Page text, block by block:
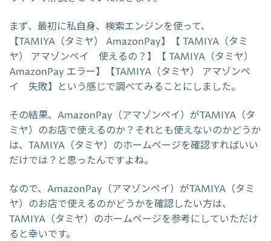
まず、最初に私自身、検索エンジンを使って、
【TAMIYA（タミヤ） AmazonPay】【 TAMIYA（タミ
ヤ） アマゾンペイ 使えるの？】【 TAMIYA（タミヤ）
AmazonPay エラー】【TAMIYA（タミヤ） アマゾンペ
イ 失敗】という感じで調べてみることにしました。
その結果、AmazonPay（アマゾンペイ）がTAMIYA（タ
ミヤ）のお店で使えるのか？それとも使えないのかどうか
は、TAMIYA（タミヤ）のホームページを確認すればいい
だけでは？と思ったんですよね。
なので、AmazonPay（アマゾンペイ）がTAMIYA（タミ
ヤ）のお店で使えるのかどうかを確認したい方は、
TAMIYA（タミヤ）のホームページを参考にしていただけ
ると幸いです。